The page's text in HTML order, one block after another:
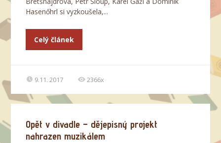
Hasenőhrl si vyzkoušela,...
Celý článek
9.11. 2017 2366x
Opět v divadle – dějepisný projekt
nahrazen muzikálem